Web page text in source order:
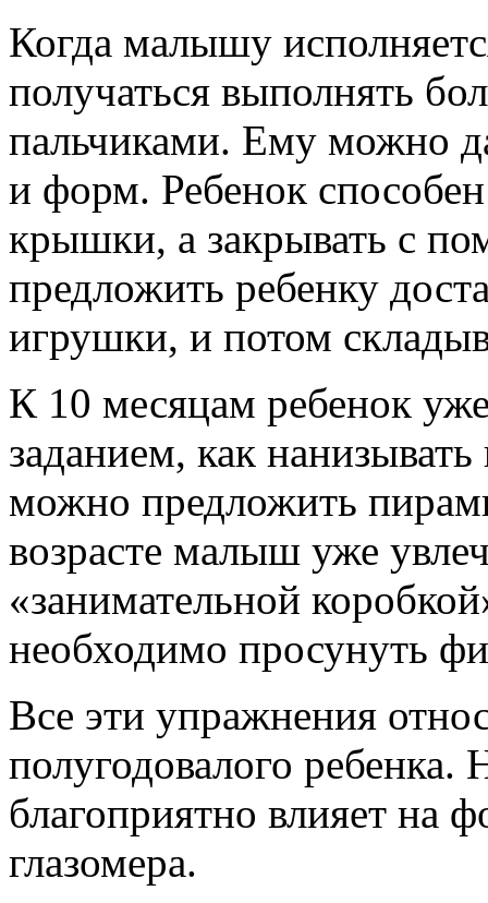
Когда малышу
получаться выполнять
пальчиками. Ему можно
и форм. Ребенок
крышки, а закрывать с
предложить ребенку
игрушки, и потом
К 10 месяцам ребенок
заданием, как
можно предложить
возрасте малыш уже
«занимательной
необходимо просунуть
Все эти упражнения
полугодовалого
благоприятно влияет на
глазомера.